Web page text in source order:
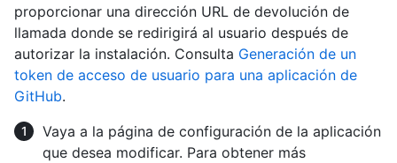
proporcionar una dirección URL de devolución de
llamada donde se redirigirá al usuario después de
autorizar la instalación. Consulta Generación de un
token de acceso de usuario para una aplicación de
GitHub.
Vaya a la página de configuración de la aplicación
que desea modificar. Para obtener más